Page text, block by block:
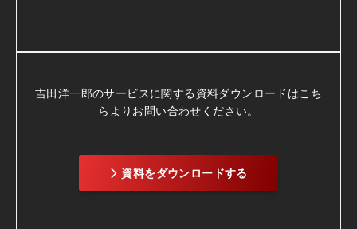
吉田洋一郎のサービスに関する資料ダウンロードはこち
らよりお問い合わせください。
資料をダウンロードする